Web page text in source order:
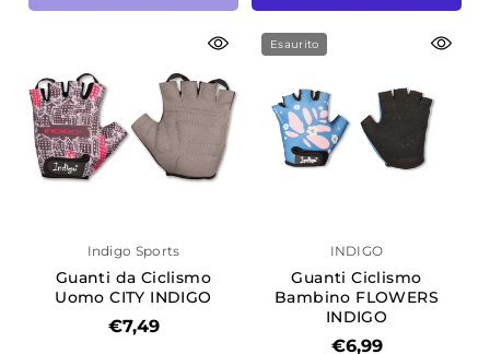
3XS
L
M
S
Indigo Sports
Guanti da Ciclismo
Uomo CITY INDIGO
€7,49
Esaurito
INDIGO
Guanti Ciclismo
Bambino FLOWERS
INDIGO
€6,99